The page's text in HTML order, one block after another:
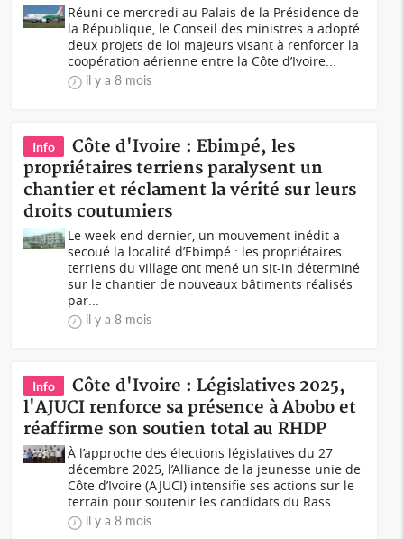
Réuni ce mercredi au Palais de la Présidence de
la République, le Conseil des ministres a adopté
deux projets de loi majeurs visant à renforcer la
coopération aérienne entre la Côte d’Ivoire...
il y a 8 mois
Info
Côte d'Ivoire : Ebimpé, les
propriétaires terriens paralysent un
chantier et réclament la vérité sur leurs
droits coutumiers
Le week-end dernier, un mouvement inédit a
secoué la localité d’Ebimpé : les propriétaires
terriens du village ont mené un sit-in déterminé
sur le chantier de nouveaux bâtiments réalisés
par...
il y a 8 mois
Info
Côte d'Ivoire : Législatives 2025,
l'AJUCI renforce sa présence à Abobo et
réaffirme son soutien total au RHDP
À l’approche des élections législatives du 27
décembre 2025, l’Alliance de la jeunesse unie de
Côte d’Ivoire (AJUCI) intensifie ses actions sur le
terrain pour soutenir les candidats du Rass...
il y a 8 mois